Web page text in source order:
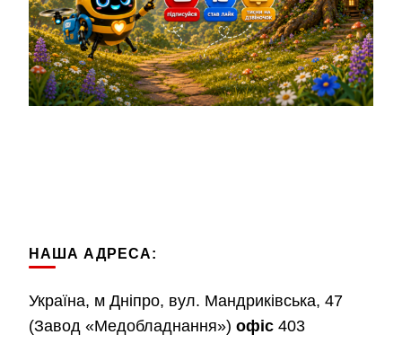
НАША АДРЕСА:
Україна, м Дніпро, вул. Мандриківська, 47
(Завод «Медобладнання») офіс 403